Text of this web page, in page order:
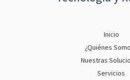
Inicio
¿Quiénes
Nuestras
Servicios